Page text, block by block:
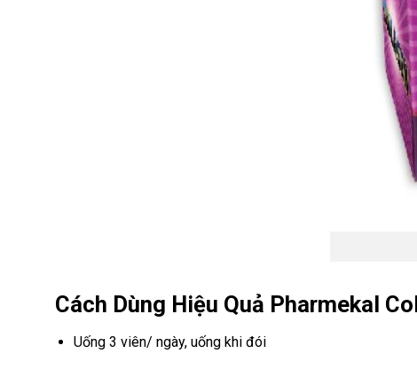
Cách Dùng Hiệu Quả Pharmekal
Uống 3 viên/ ngày, uống khi đói